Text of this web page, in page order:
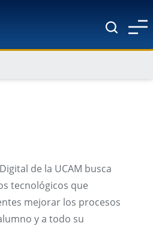
de la UCAM busca
tecnológicos que
mejorar los procesos
y a todo su